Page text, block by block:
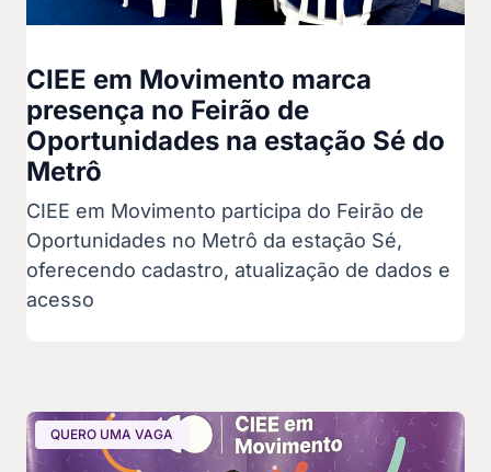
CIEE em Movimento marca
presença no Feirão de
Oportunidades na estação Sé do
Metrô
CIEE em Movimento participa do Feirão de
Oportunidades no Metrô da estação Sé,
oferecendo cadastro, atualização de dados e
acesso
QUERO UMA VAGA